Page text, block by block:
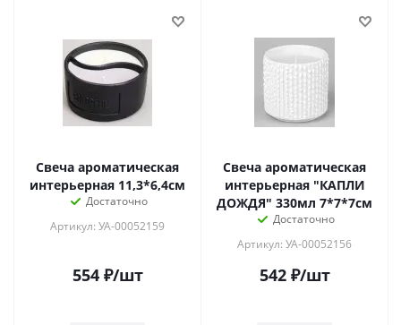
Свеча ароматическая
интерьерная 11,3*6,4см
Достаточно
Артикул: УА-00052159
554₽/шт
Свеча ароматическая
интерьерная "КАПЛИ
ДОЖДЯ" 330мл 7*7*7см
Достаточно
Артикул: УА-00052156
542₽/шт